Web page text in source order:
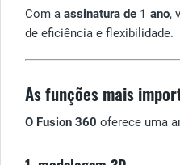
Com a assinatura de 1 ano,
de eficiência e flexibilidade.
As funções mais
O Fusion 360 oferece uma